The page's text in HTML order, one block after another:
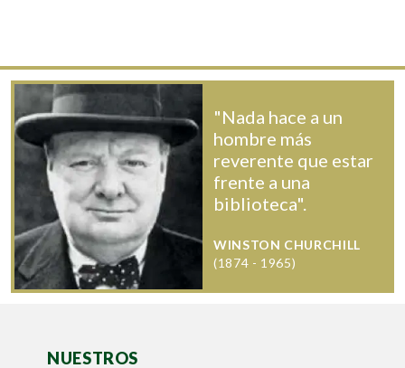
"Nada hace a un
hombre más
reverente que estar
frente a una
biblioteca".
WINSTON CHURCHILL
(1874 - 1965)
NUESTROS